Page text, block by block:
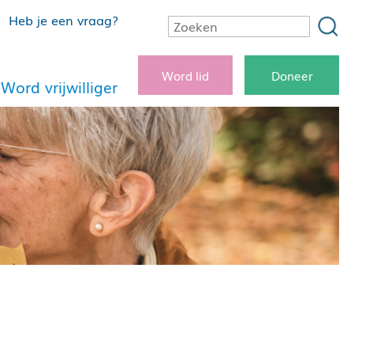
Heb je een vraag?
Word vrijwilliger
Word lid Doneer